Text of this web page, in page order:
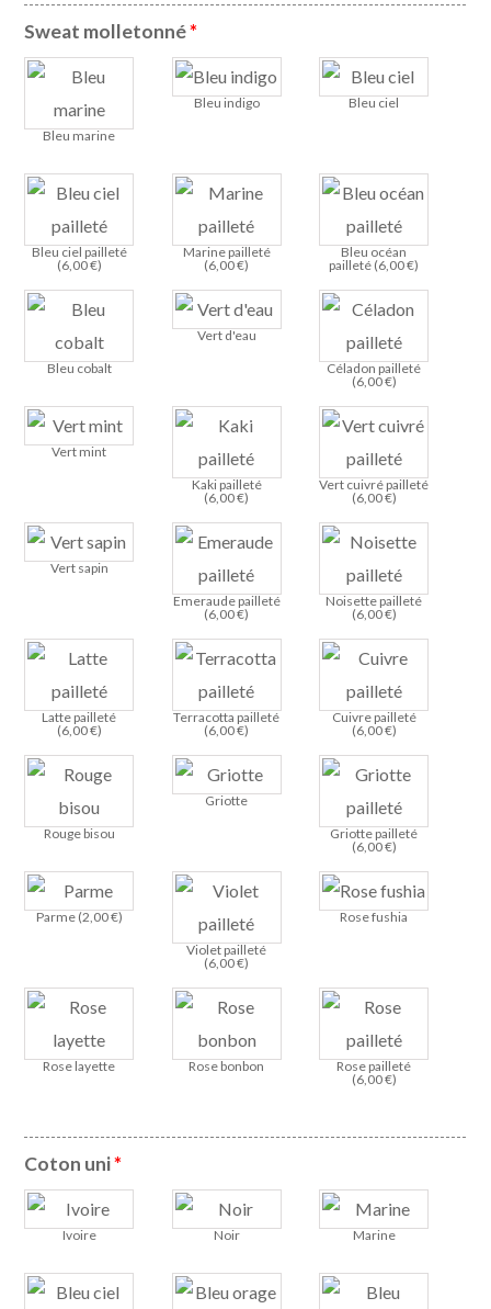
Sweat molletonné*
Bleu marine
Bleu indigo Bleu ciel
Bleu ciel pailleté
(6,00€)
Marine pailleté
(6,00€)
Bleu océan
pailleté (6,00€)
Bleu cobalt
Vert d'eau
Céladon pailleté
(6,00€)
Vert mint
Kaki pailleté
(6,00€)
Vert cuivré pailleté
(6,00€)
Vert sapin
Emeraude pailleté
(6,00€)
Noisette pailleté
(6,00€)
Latte pailleté
(6,00€)
Terracotta pailleté
(6,00€)
Cuivre pailleté
(6,00€)
Rouge bisou
Griotte
Griotte pailleté
(6,00€)
Parme (2,00€)
Violet pailleté
(6,00€)
Rose fushia
Rose layette Rose bonbon
Rose pailleté
(6,00€)
Coton uni*
Ivoire Noir Marine